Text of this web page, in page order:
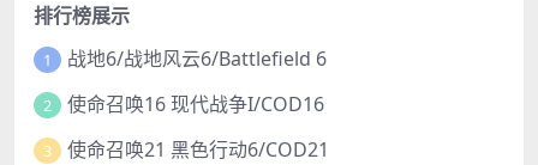
排行榜展示
1 战地6/战地风云6/Battlefield 6
2 使命召唤16 现代战争I/COD16
3 使命召唤21 黑色行动6/COD21